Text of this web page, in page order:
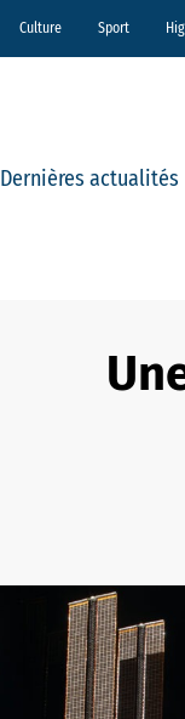
Culture Sport
Dernières actualités